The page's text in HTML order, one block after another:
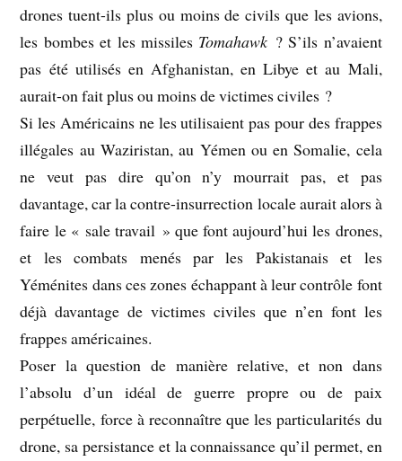
drones tuent-ils plus ou moins de civils que les avions,
les bombes et les missiles Tomahawk ? S’ils n’avaient
pas été utilisés en Afghanistan, en Libye et au Mali,
aurait-on fait plus ou moins de victimes civiles ?
Si les Américains ne les utilisaient pas pour des frappes
illégales au Waziristan, au Yémen ou en Somalie, cela
ne veut pas dire qu’on n’y mourrait pas, et pas
davantage, car la contre-insurrection locale aurait alors à
faire le « sale travail » que font aujourd’hui les drones,
et les combats menés par les Pakistanais et les
Yéménites dans ces zones échappant à leur contrôle font
déjà davantage de victimes civiles que n’en font les
frappes américaines.
Poser la question de manière relative, et non dans
l’absolu d’un idéal de guerre propre ou de paix
perpétuelle, force à reconnaître que les particularités du
drone, sa persistance et la connaissance qu’il permet, en